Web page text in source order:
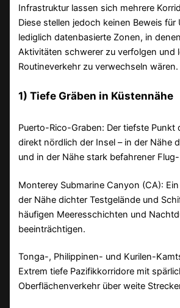
Infrastruktur lassen sich mehrere
Diese stellen jedoch keinen Beweis für
lediglich datenbasierte Zonen, in
Aktivitäten schwerer zu verfolgen und
Routineverkehr zu verwechseln wären.
1) Tiefe Gräben in Küstennähe
Puerto-Rico-Graben: Der tiefste Punkt
direkt nördlich der Insel – in der Nähe
und in der Nähe stark befahrener
Monterey Submarine Canyon (CA):
der Nähe dichter Testgelände und
häufigen Meeresschichten und
beeinträchtigen.
Tonga-, Philippinen- und Kurilen-
Extrem tiefe Pazifikkorridore mit
Oberflächenverkehr über weite